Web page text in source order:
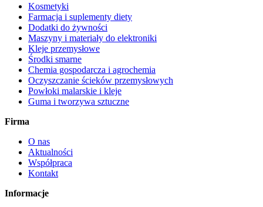
Kosmetyki
Farmacja i suplementy diety
Dodatki do żywności
Maszyny i materiały do elektroniki
Kleje przemysłowe
Środki smarne
Chemia gospodarcza i agrochemia
Oczyszczanie ścieków przemysłowych
Powłoki malarskie i kleje
Guma i tworzywa sztuczne
Firma
O nas
Aktualności
Współpraca
Kontakt
Informacje